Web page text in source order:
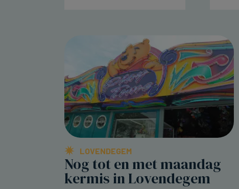
LOVENDEGEM
Nog tot en met maandag
kermis in Lovendegem